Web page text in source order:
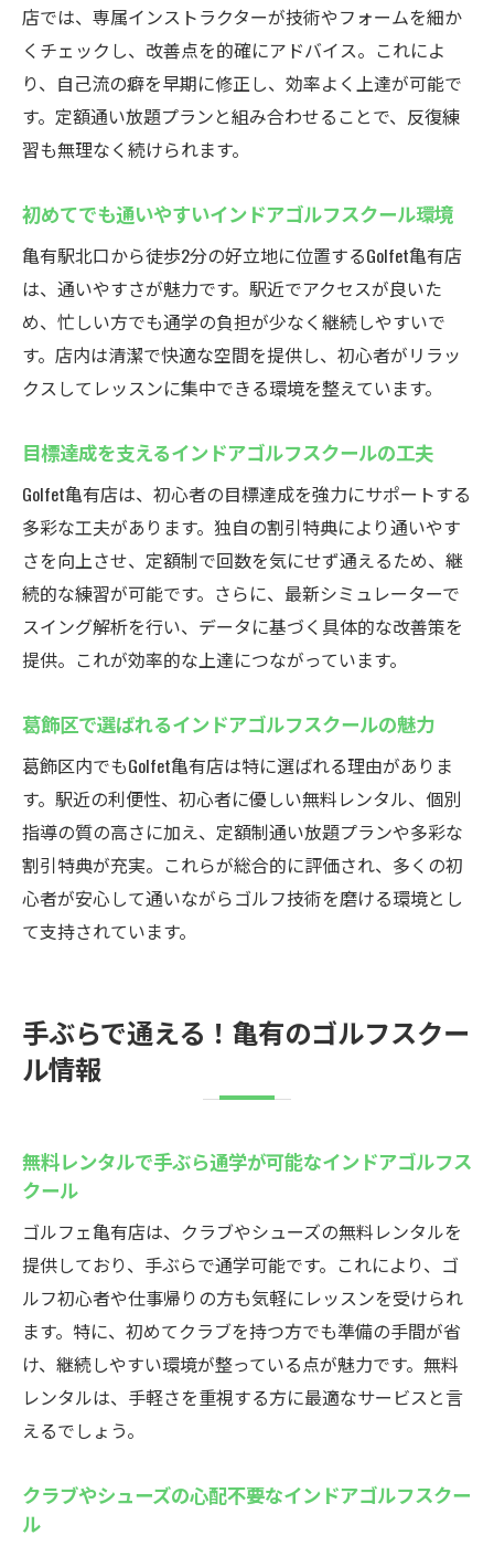
フレッスン
ゴルフ練習場との違いを知るインドアゴル
フスクール選び
浦安や豊洲のゴルフスクールとの違いを紹
介
者まで対応
多彩なカリキュラムが揃うインドアゴルフ
スクール
インドアゴルフスクールで幅広いレベルが
ゴルフェ亀有の柔軟なレッスン体制を紹介
レベル別に選べるインドアゴルフスクール
の魅力
他エリアのゴルフレッスンとの違いを解説
店では、専属インストラクターが技術やフォームを細か
くチェックし、改善点を的確にアドバイス。これによ
り、自己流の癖を早期に修正し、効率よく上達が可能で
す。定額通い放題プランと組み合わせることで、反復練
習も無理なく続けられます。
初めてでも通いやすいインドアゴルフスクール環境
亀有駅北口から徒歩2分の好立地に位置するGolfet亀有店
は、通いやすさが魅力です。駅近でアクセスが良いた
め、忙しい方でも通学の負担が少なく継続しやすいで
す。店内は清潔で快適な空間を提供し、初心者がリラッ
クスしてレッスンに集中できる環境を整えています。
目標達成を支えるインドアゴルフスクールの工夫
Golfet亀有店は、初心者の目標達成を強力にサポートする
多彩な工夫があります。独自の割引特典により通いやす
さを向上させ、定額制で回数を気にせず通えるため、継
続的な練習が可能です。さらに、最新シミュレーターで
スイング解析を行い、データに基づく具体的な改善策を
提供。これが効率的な上達につながっています。
葛飾区で選ばれるインドアゴルフスクールの魅力
葛飾区内でもGolfet亀有店は特に選ばれる理由がありま
す。駅近の利便性、初心者に優しい無料レンタル、個別
指導の質の高さに加え、定額制通い放題プランや多彩な
割引特典が充実。これらが総合的に評価され、多くの初
心者が安心して通いながらゴルフ技術を磨ける環境とし
て支持されています。
手ぶらで通える！亀有のゴルフスクー
ル情報
無料レンタルで手ぶら通学が可能なインドアゴルフス
クール
ゴルフェ亀有店は、クラブやシューズの無料レンタルを
提供しており、手ぶらで通学可能です。これにより、ゴ
ルフ初心者や仕事帰りの方も気軽にレッスンを受けられ
ます。特に、初めてクラブを持つ方でも準備の手間が省
け、継続しやすい環境が整っている点が魅力です。無料
レンタルは、手軽さを重視する方に最適なサービスと言
えるでしょう。
クラブやシューズの心配不要なインドアゴルフスクー
ル